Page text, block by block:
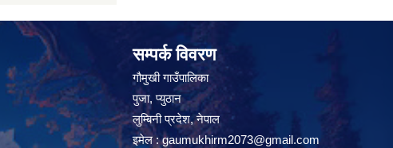
सम्पर्क विवरण
गौमुखी गाउँपालिका
पुजा, प्युठान
लुम्बिनी प्रदेश, नेपाल
इमेल :gaumukhirm2073@gmail.com